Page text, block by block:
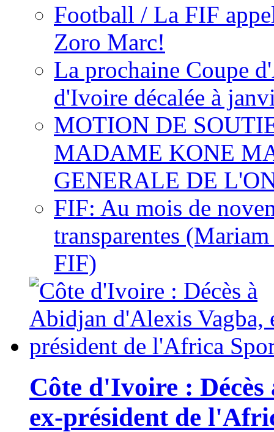
Football / La FIF
Zoro Marc!
La prochaine Coupe
d'Ivoire décalée à
MOTION DE
MADAME KONE
GENERALE DE
FIF: Au mois de
transparentes
FIF)
Côte d'Ivoire :
ex-président de